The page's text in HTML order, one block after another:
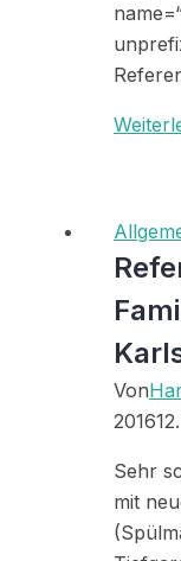
Von
2016
Sehr
mit